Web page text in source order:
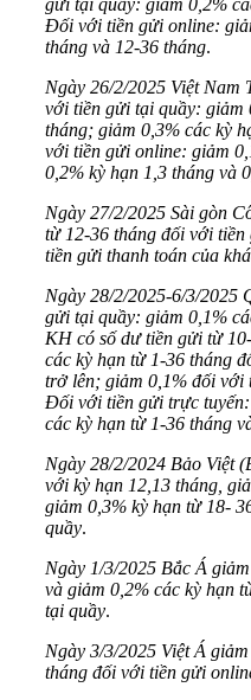
Đối với tiền gửi online:
tháng và 12-36 tháng.
Ngày 26/2/2025 Việt
với tiền gửi tại quầy: giảm
tháng; giảm 0,3% các kỳ
với tiền gửi online: giảm
0,2% kỳ hạn 1,3 tháng và
Ngày 27/2/2025 Sài gòn
từ 12-36 tháng đối với
tiền gửi thanh toán của
Ngày 28/2/2025-6/3/
gửi tại quầy: giảm 0,1%
KH có số dư tiền gửi từ
các kỳ hạn từ 1-36 tháng
trở lên; giảm 0,1% đối với
Đối với tiền gửi trực
các kỳ hạn từ 1-36 tháng
Ngày 28/2/2024 Bảo Việt
với kỳ hạn 12,13 tháng,
giảm 0,3% kỳ hạn từ 18-
quầy.
Ngày 1/3/2025 Bắc Á
và giảm 0,2% các kỳ hạn
tại quầy.
Ngày 3/3/2025 Việt Á
tháng đối với tiền gửi